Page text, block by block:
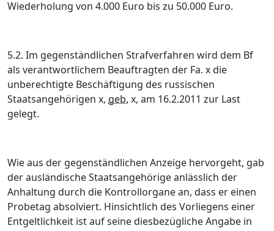
Wiederholung von 4.000 Euro bis zu 50.000 Euro.
5.2. Im gegenständlichen Strafverfahren wird dem Bf
als verantwortlichem Beauftragten der Fa. x die
unberechtigte Beschäftigung des russischen
Staatsangehörigen x, geb. x, am 16.2.2011 zur Last
gelegt.
Wie aus der gegenständlichen Anzeige hervorgeht, gab
der ausländische Staatsangehörige anlässlich der
Anhaltung durch die Kontrollorgane an, dass er einen
Probetag absolviert. Hinsichtlich des Vorliegens einer
Entgeltlichkeit ist auf seine diesbezügliche Angabe in